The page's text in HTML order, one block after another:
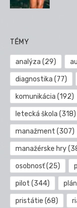
TÉMY
analýza (29)
diagnostika (77)
komunikácia (192)
letecká škola (318)
manažment (307)
manažérske hry
osobnosť(25)
pilot (344)
pristátie (68)